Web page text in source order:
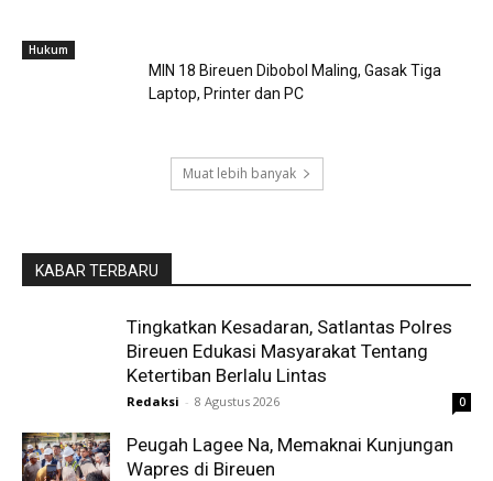
Hukum
MIN 18 Bireuen Dibobol Maling, Gasak Tiga
Laptop, Printer dan PC
Muat lebih banyak
KABAR TERBARU
Tingkatkan Kesadaran, Satlantas Polres
Bireuen Edukasi Masyarakat Tentang
Ketertiban Berlalu Lintas
Redaksi - 8 Agustus 2026 0
Peugah Lagee Na, Memaknai Kunjungan
Wapres di Bireuen